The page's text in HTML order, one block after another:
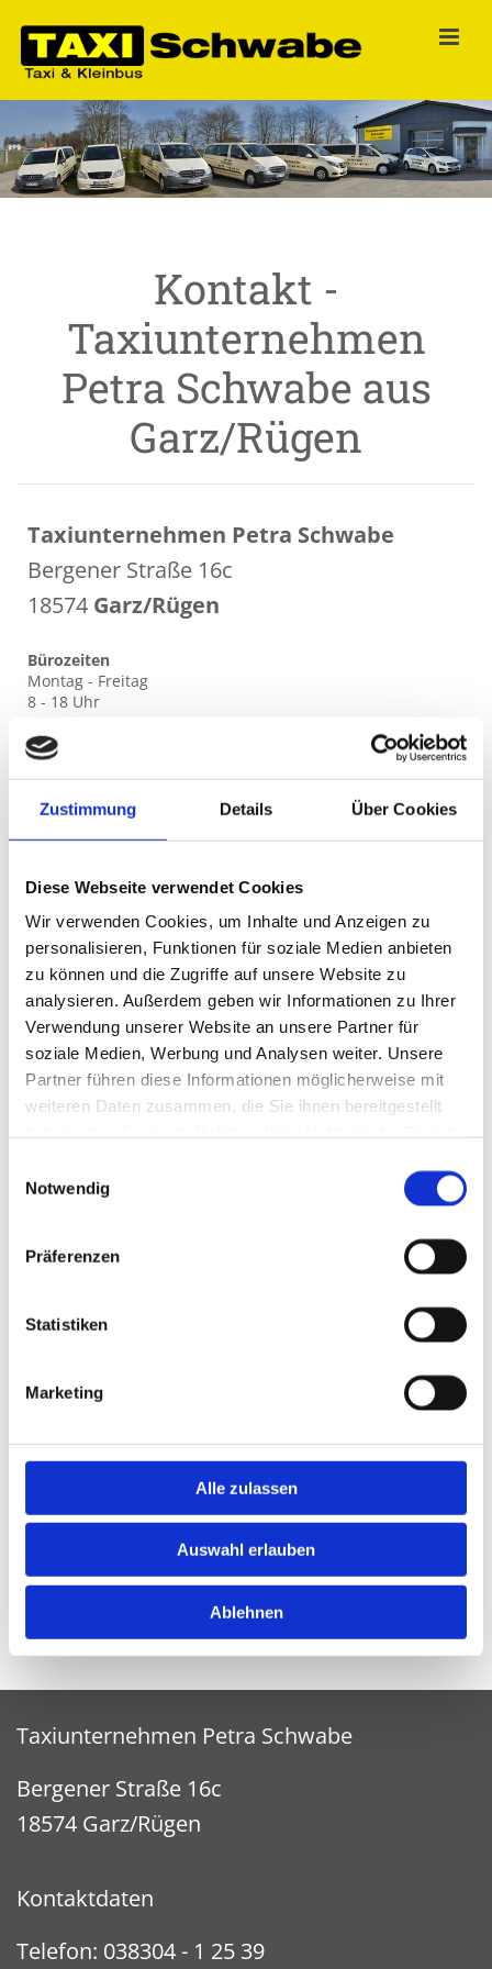
Zustimmung Details Über Cookies
Diese Webseite verwendet Cookies
Wir verwenden Cookies, um Inhalte und Anzeigen zu
personalisieren, Funktionen für soziale Medien anbieten
zu können und die Zugriffe auf unsere Website zu
analysieren. Außerdem geben wir Informationen zu Ihrer
Verwendung unserer Website an unsere Partner für
soziale Medien, Werbung und Analysen weiter. Unsere
Partner führen diese Informationen möglicherweise mit
weiteren Daten zusammen, die Sie ihnen bereitgestellt
Notwendig
Präferenzen
Statistiken
Marketing
Alle zulassen
Auswahl erlauben
Ablehnen
Kontakt -
Taxiunternehmen
Petra Schwabe aus
Garz/Rügen
Taxiunternehmen Petra Schwabe
Bergener Straße 16c
18574 Garz/Rügen
Bürozeiten
Montag - Freitag
8 - 18 Uhr
Telefon:038304 - 1 25 39
Mobil: 0170 - 7 41 41 41
Fax:038304 - 12549
Niederlassung Bergen
Tel. 03838 - 82 80 92
Niederlassung Putbus
Tel. 038301 - 339
Taxiunternehmen Petra Schwabe
Bergener Straße 16c
18574 Garz/Rügen
Kontaktdaten
Telefon: 038304 - 1 25 39